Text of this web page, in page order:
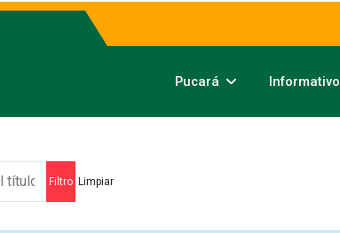
Pucará Informativo
Filtro Limpiar